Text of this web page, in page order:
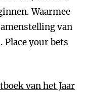
Waarmee
van
Place your bets
van het Jaar